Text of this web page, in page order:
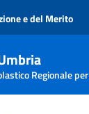
e del Merito
navigazione
Regionale